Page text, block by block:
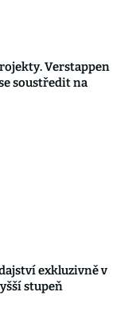
Verstappen
soustředit na
exkluzivně v
stupeň